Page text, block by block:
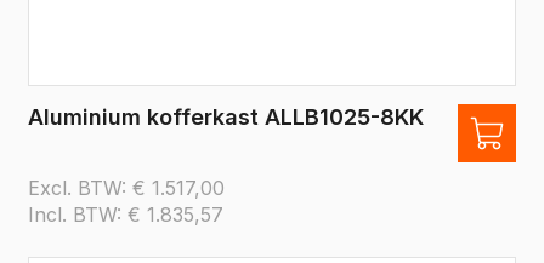
Aluminium kofferkast ALLB1025-8KK
Excl. BTW: € 1.517,00
Incl. BTW: € 1.835,57